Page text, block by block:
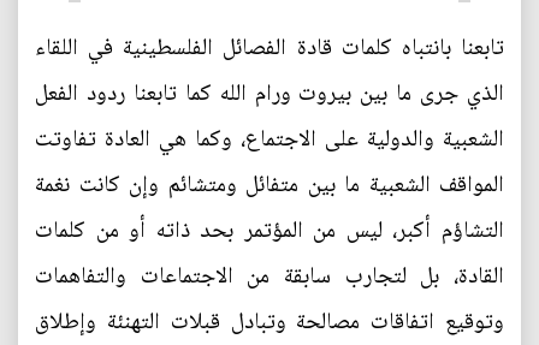
تابعنا بانتباه كلمات قادة الفصائل الفلسطينية في اللقاء
الذي جرى ما بين بيروت ورام الله كما تابعنا ردود الفعل
الشعبية والدولية على الاجتماع، وكما هي العادة تفاوتت
المواقف الشعبية ما بين متفائل ومتشائم وإن كانت نغمة
التشاؤم أكبر، ليس من المؤتمر بحد ذاته أو من كلمات
القادة، بل لتجارب سابقة من الاجتماعات والتفاهمات
وتوقيع اتفاقات مصالحة وتبادل قبلات التهنئة وإطلاق